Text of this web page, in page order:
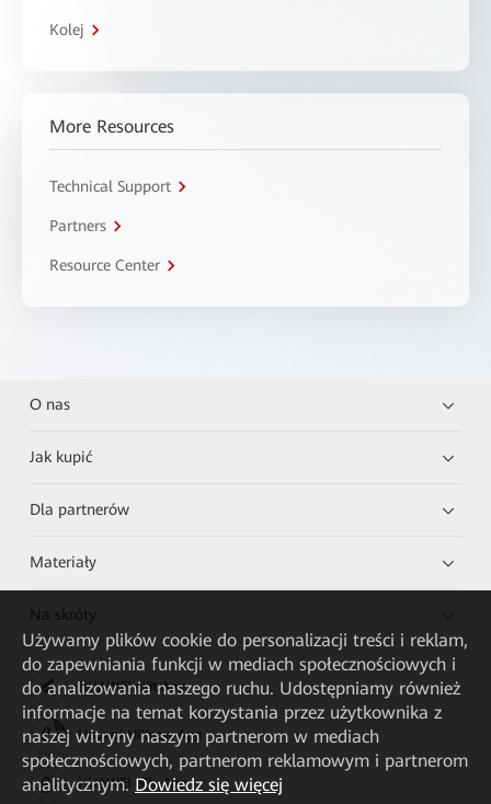
Kolej
More Resources
Technical Support
Partners
Resource Center
O nas
Jak kupić
Dla partnerów
Materiały
Na skróty
HUAWEI eKit App
Huawei HiKnow App
HUAWEI eFly App
Używamy plików cookie do personalizacji treści i reklam,
do zapewniania funkcji w mediach społecznościowych i
do analizowania naszego ruchu. Udostępniamy również
informacje na temat korzystania przez użytkownika z
naszej witryny naszym partnerom w mediach
społecznościowych, partnerom reklamowym i partnerom
analitycznym. Dowiedz się więcej